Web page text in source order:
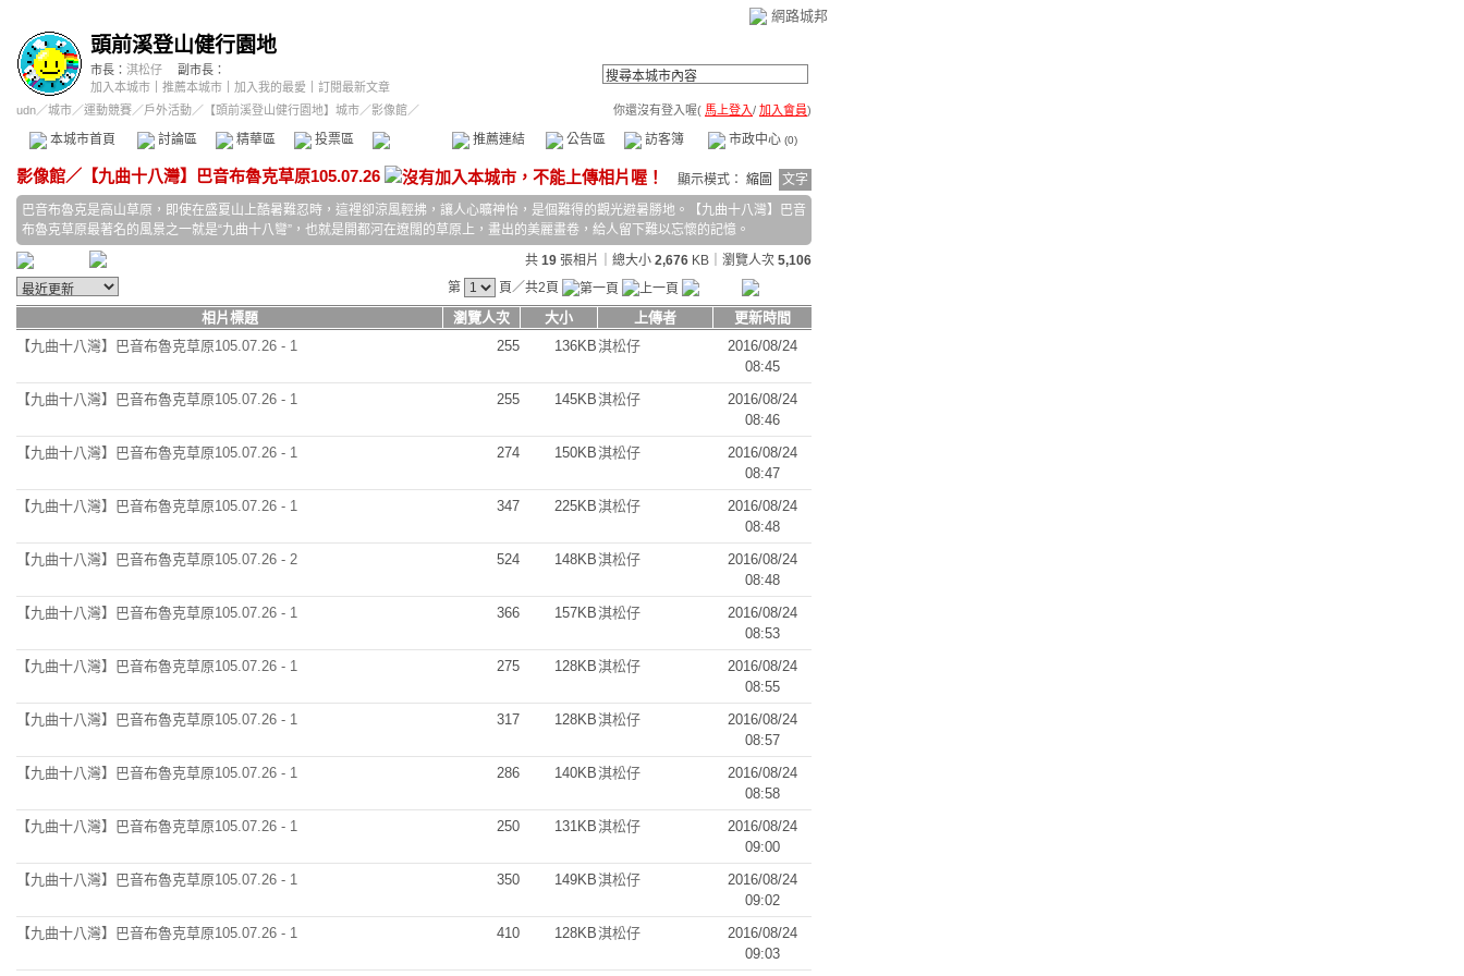
網路城邦
頭前溪登山健行園地
市長： 淇松仔
副市長：
加入本城市
推薦本城市 加入我的最愛
訂閱最新文章
udn／城市／運動競賽／戶外活動／ 【頭前溪登山健行園地】城市／影像館／ 你還沒有登入喔( 馬上登入/ 加入會員)
本城市首頁 討論區 精華區 投票區 影像館 推薦連結 公告區 訪客簿 市政中心 (0)
影像館／ 【九曲十八灣】巴音布魯克草原105.07.26 顯示模式： 縮圖
文字
巴音布魯克是高山草原，即使在盛夏山上酷暑難忍時，這裡卻涼風輕拂，讓人心曠神怡，是個難得的觀光避暑勝地。【九曲十八灣】巴音
布魯克草原最著名的風景之一就是“九曲十八彎”，也就是開都河在遼闊的草原上，畫出的美麗畫卷，給人留下難以忘懷的記憶。
共 19 張相片｜總大小 2,676 KB｜瀏覽人次 5,106
第
頁／共2頁
相片標題 瀏覽人次 大小 上傳者
更新時間
【九曲十八灣】巴音布魯克草原105.07.26 - 1
255 136KB淇松仔
2016/08/24
08:45
【九曲十八灣】巴音布魯克草原105.07.26 - 1
255 145KB淇松仔
2016/08/24
08:46
【九曲十八灣】巴音布魯克草原105.07.26 - 1
274 150KB淇松仔
2016/08/24
08:47
【九曲十八灣】巴音布魯克草原105.07.26 - 1
347 225KB淇松仔
2016/08/24
08:48
【九曲十八灣】巴音布魯克草原105.07.26 - 2
524 148KB淇松仔
2016/08/24
08:48
【九曲十八灣】巴音布魯克草原105.07.26 - 1
366 157KB淇松仔
2016/08/24
08:53
【九曲十八灣】巴音布魯克草原105.07.26 - 1
275 128KB淇松仔
2016/08/24
08:55
【九曲十八灣】巴音布魯克草原105.07.26 - 1
317 128KB淇松仔
2016/08/24
08:57
【九曲十八灣】巴音布魯克草原105.07.26 - 1
286 140KB淇松仔
2016/08/24
08:58
【九曲十八灣】巴音布魯克草原105.07.26 - 1
250 131KB淇松仔
2016/08/24
09:00
【九曲十八灣】巴音布魯克草原105.07.26 - 1
350 149KB淇松仔
2016/08/24
09:02
【九曲十八灣】巴音布魯克草原105.07.26 - 1
410 128KB淇松仔
2016/08/24
09:03